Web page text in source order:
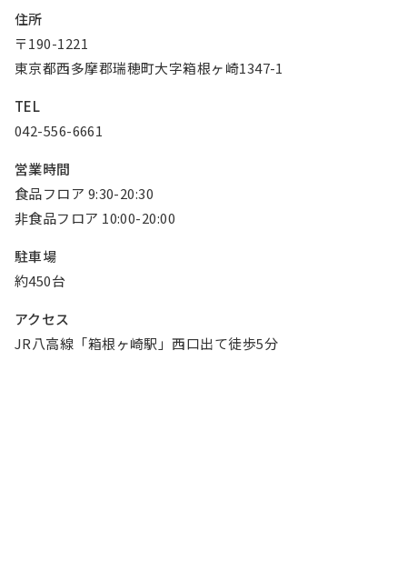
お知らせ
Olympicグループについて
環境への取り組み
住所
〒190-1221
東京都西多摩郡瑞穂町大字箱根ヶ崎1347-1
TEL
042-556-6661
営業時間
食品フロア 9:30-20:30
非食品フロア 10:00-20:00
駐車場
約450台
アクセス
JR八高線「箱根ヶ崎駅」西口出て徒歩5分